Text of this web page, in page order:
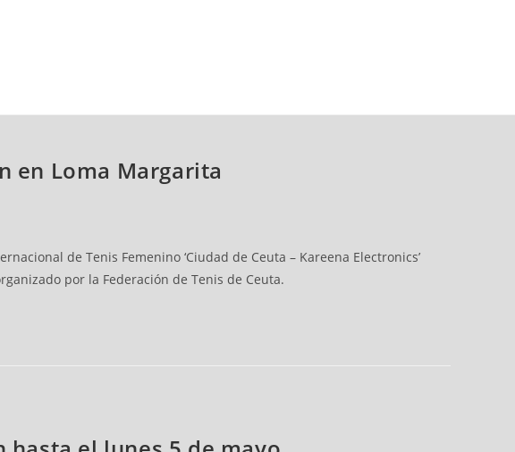
en Loma Margarita
de Tenis Femenino ‘Ciudad de Ceuta – Kareena Electronics’
por la Federación de Tenis de Ceuta.